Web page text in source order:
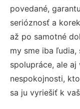
povedané,
serióznosť a
až po samotné
my sme iba ľudia,
spolupráce, ale
nespokojnosti,
sa ju vyriešiť k